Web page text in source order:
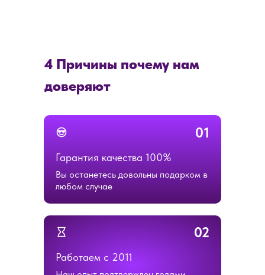
4 Причины почему нам
доверяют
01
Вы останетесь довольны подарком в
любом случае
Гарантия качества 100%
02
Работаем с 2011